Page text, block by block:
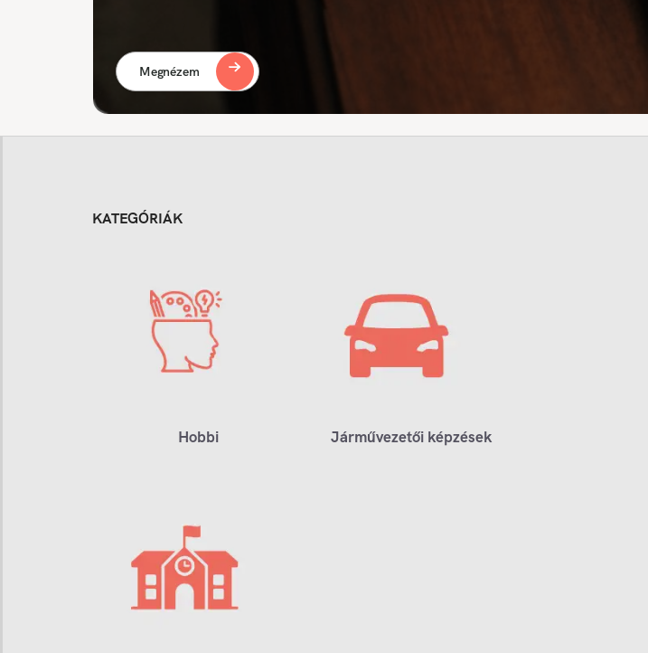
Megnézem
KATEGÓRIÁK
Hobbi Járművezetői képzések